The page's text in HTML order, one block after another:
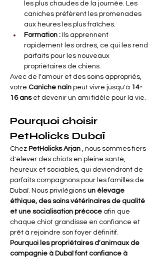
les plus chaudes de la journée. Les
caniches préfèrent les promenades
aux heures les plus fraîches.
Formation :
Ils apprennent
rapidement les ordres, ce qui les rend
parfaits pour les nouveaux
propriétaires de chiens.
Avec de l'amour et des soins appropriés,
votre Caniche nain peut vivre jusqu'à 14-
16 ans et devenir un ami fidèle pour la vie.
Pourquoi choisir
PetHolicks Dubaï
Chez PetHolicks Arjan , nous sommes fiers
d'élever des chiots en pleine santé,
heureux et sociables, qui deviendront de
parfaits compagnons pour les familles de
Dubaï. Nous privilégions un élevage
éthique, des soins vétérinaires de qualité
et une socialisation précoce afin que
chaque chiot grandisse en confiance et
prêt à rejoindre son foyer définitif.
Pourquoi les propriétaires d'animaux de
compagnie à Dubaï font confiance à